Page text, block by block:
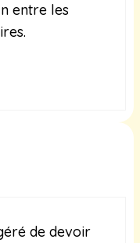
entre les
de devoir